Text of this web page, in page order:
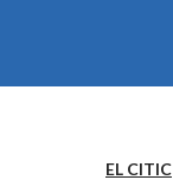
EL CITIC